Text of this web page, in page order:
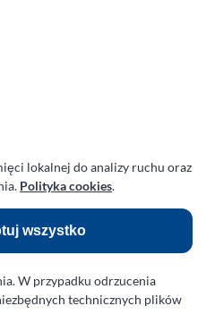
Consulting
Koszalin
Wolarków
lokalnej do analizy ruchu oraz
Polityka cookies.
wszystko
W przypadku odrzucenia
technicznych plików